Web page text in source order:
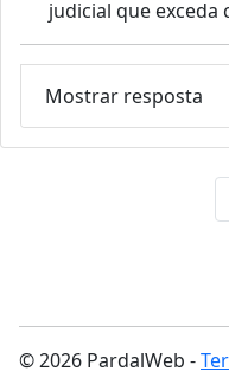
judicial que exceda
Mostrar resposta
© 2026 PardalWeb -